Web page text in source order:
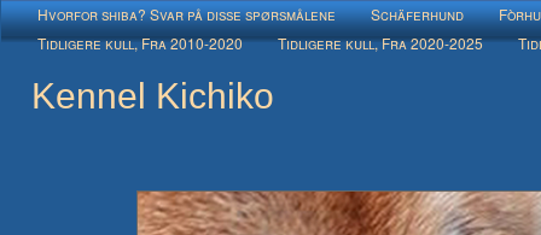
Hvorfor shiba? Svar på disse spørsmålene Schäferhund
Tidligere kull, Fra 2010-2020
Tidligere kull, Fra 2020-2025
Kennel Kichiko